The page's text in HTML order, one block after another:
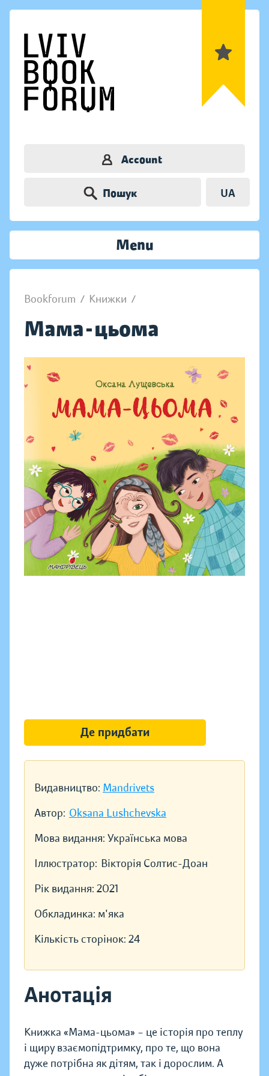
Account
Пошук UA
Menu
Bookforum / Книжки /
Мама-цьома
Видавництво: Mandrivets
Автор: Oksana Lushchevska
Мова видання: Українська мова
Іллюстратор: Вікторія Солтис-Доан
Рік видання: 2021
Обкладинка: м'яка
Кількість сторінок: 24
Анотація
Книжка «Мама-цьома» – це історія про теплу
і щиру взаємопідтримку, про те, що вона
дуже потрібна як дітям, так і дорослим. А
Де придбати